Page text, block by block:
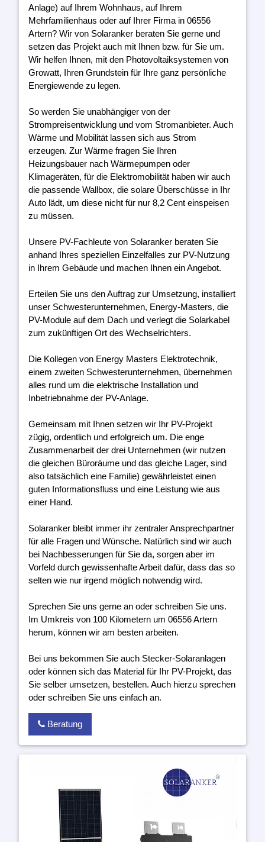
Anlage) auf Ihrem Wohnhaus, auf Ihrem
Mehrfamilienhaus oder auf Ihrer Firma in 06556
Artern? Wir von Solaranker beraten Sie gerne und
setzen das Projekt auch mit Ihnen bzw. für Sie um.
Wir helfen Ihnen, mit den Photovoltaiksystemen von
Growatt, Ihren Grundstein für Ihre ganz persönliche
Energiewende zu legen.
So werden Sie unabhängiger von der
Strompreisentwicklung und vom Stromanbieter. Auch
Wärme und Mobilität lassen sich aus Strom
erzeugen. Zur Wärme fragen Sie Ihren
Heizungsbauer nach Wärmepumpen oder
Klimageräten, für die Elektromobilität haben wir auch
die passende Wallbox, die solare Überschüsse in Ihr
Auto lädt, um diese nicht für nur 8,2 Cent einspeisen
zu müssen.
Unsere PV-Fachleute von Solaranker beraten Sie
anhand Ihres speziellen Einzelfalles zur PV-Nutzung
in Ihrem Gebäude und machen Ihnen ein Angebot.
Erteilen Sie uns den Auftrag zur Umsetzung, installiert
unser Schwesterunternehmen, Energy-Masters, die
PV-Module auf dem Dach und verlegt die Solarkabel
zum zukünftigen Ort des Wechselrichters.
Die Kollegen von Energy Masters Elektrotechnik,
einem zweiten Schwesterunternehmen, übernehmen
alles rund um die elektrische Installation und
Inbetriebnahme der PV-Anlage.
Gemeinsam mit Ihnen setzen wir Ihr PV-Projekt
zügig, ordentlich und erfolgreich um. Die enge
Zusammenarbeit der drei Unternehmen (wir nutzen
die gleichen Büroräume und das gleiche Lager, sind
also tatsächlich eine Familie) gewährleistet einen
guten Informationsfluss und eine Leistung wie aus
einer Hand.
Solaranker bleibt immer ihr zentraler Ansprechpartner
für alle Fragen und Wünsche. Natürlich sind wir auch
bei Nachbesserungen für Sie da, sorgen aber im
Vorfeld durch gewissenhafte Arbeit dafür, dass das so
selten wie nur irgend möglich notwendig wird.
Sprechen Sie uns gerne an oder schreiben Sie uns.
Im Umkreis von 100 Kilometern um 06556 Artern
herum, können wir am besten arbeiten.
Bei uns bekommen Sie auch Stecker-Solaranlagen
oder können sich das Material für Ihr PV-Projekt, das
Sie selber umsetzen, bestellen. Auch hierzu sprechen
oder schreiben Sie uns einfach an.
Beratung